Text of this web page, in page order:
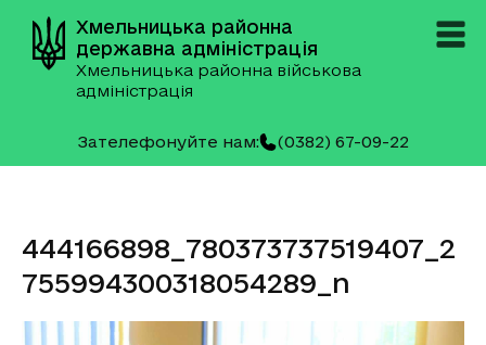
Хмельницька районна
державна адміністрація
Хмельницька районна військова
адміністрація
Зателефонуйте нам: (0382) 67-09-22
444166898_780373737519407_2
755994300318054289_n